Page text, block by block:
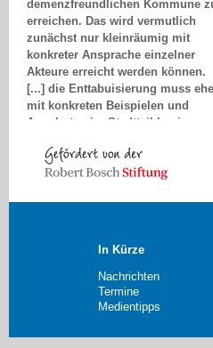
erreichen. Das wird vermutlich
zunächst nur kleinräumig mit
konkreter Ansprache einzelner
Akteure erreicht werden können.
[...] die Enttabuisierung muss eher
mit konkreten Beispielen und
Angeboten im Stadtteil beginnen.
In Kürze
Nachrichten
Termine
Medientipps